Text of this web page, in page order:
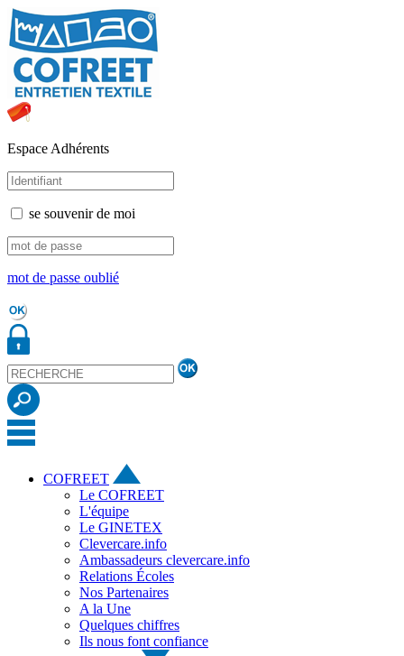
Espace Adhérents
se souvenir de moi
mot de passe oublié
COFREET
Le COFREET
L'équipe
Le GINETEX
Clevercare.info
Ambassadeurs clevercare.info
Relations Écoles
Nos Partenaires
A la Une
Quelques chiffres
Ils nous font confiance